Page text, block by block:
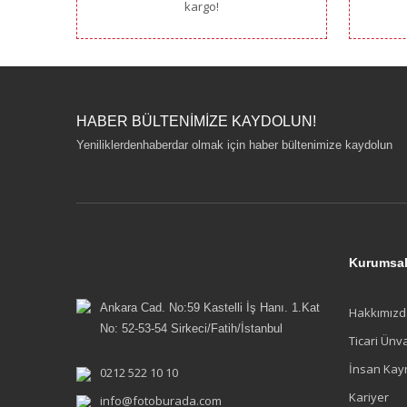
kargo!
HABER BÜLTENİMİZE KAYDOLUN!
Yeniliklerdenhaberdar olmak için haber bültenimize kaydolun
Ankara Cad. No:59 Kastelli İş Hanı. 1.Kat
No: 52-53-54 Sirkeci/Fatih/İstanbul
0212 522 10 10
info@fotoburada.com
Kurumsal
Ticari
İnsan
Kariyer